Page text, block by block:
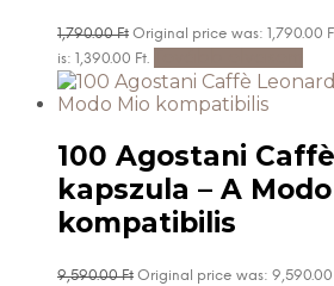
1,790.00Ft Original price was: 1,790.00
is: 1,390.00 Ft.
100 Agostani
kapszula – A
kompatibilis
9,590.00Ft Original price was: 9,590.00